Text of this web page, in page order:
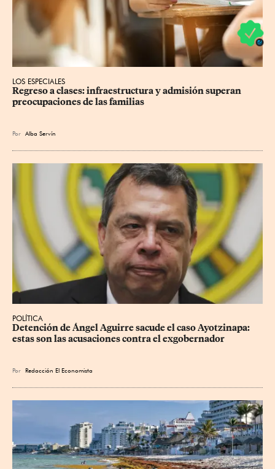
LOS ESPECIALES
Regreso a clases: infraestructura y admisión superan
preocupaciones de las familias
Por Alba Servín
POLÍTICA
Detención de Ángel Aguirre sacude el caso Ayotzinapa:
estas son las acusaciones contra el exgobernador
Por Redacción El Economista